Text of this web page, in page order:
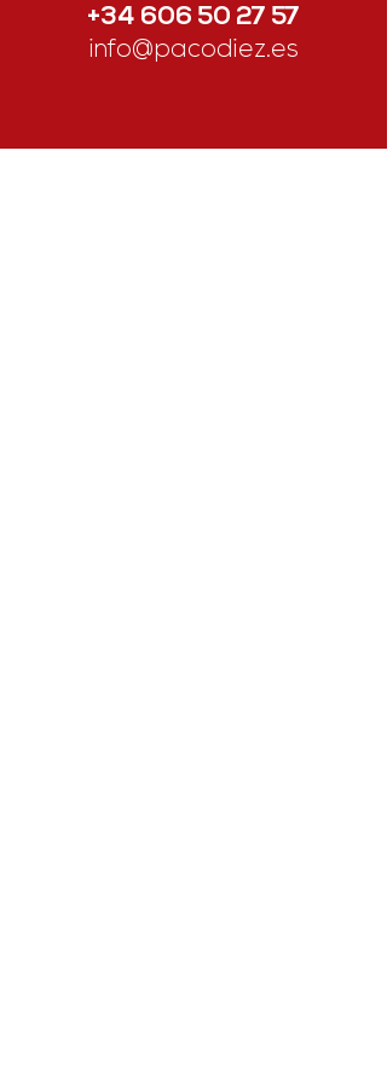
+34 606 50 27 57
info@pacodiez.es